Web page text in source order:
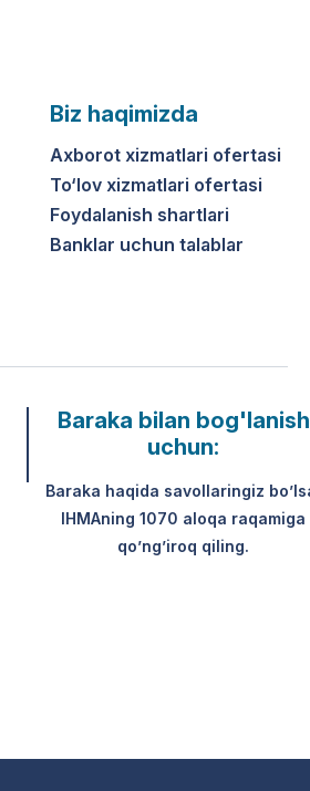
Biz haqimizda
Axborot xizmatlari ofertasi
To‘lov xizmatlari ofertasi
Foydalanish shartlari
Banklar uchun talablar
Baraka bilan bog'lanish
uchun:
Baraka haqida savollaringiz
IHMAning 1070 aloqa raqamiga
qo’ng’iroq qiling.